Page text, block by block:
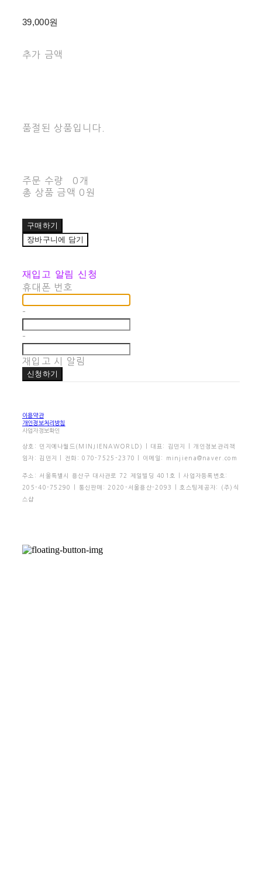
39,000원
추가 금액
품절된 상품입니다.
주문 수량
0개
총 상품 금액 0원
구매하기
장바구니에 담기
재입고 알림 신청
휴대폰 번호
-
-
재입고 시 알림
신청하기
이용약관
개인정보처리방침
사업자정보확인
상호: 민지에나월드(MINJIENAWORLD) | 대표: 김민지 | 개인정보관리책
임자: 김민지 | 전화: 070-7525-2370 | 이메일: minjiena@naver.com
주소: 서울특별시 용산구 대사관로 72 제일빌딩 401호 | 사업자등록번호:
205-40-75290
| 통신판매: 2020-서울용산-2093
| 호스팅제공자: (주)식
스샵